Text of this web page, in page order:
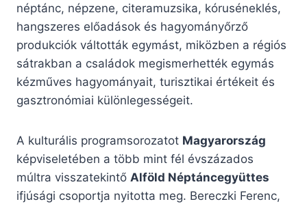
néptánc, népzene, citeramuzsika, kóruséneklés,
hangszeres előadások és hagyományőrző
produkciók váltották egymást, miközben a régiós
sátrakban a családok megismerhették egymás
kézműves hagyományait, turisztikai értékeit és
gasztronómiai különlegességeit.
A kulturális programsorozatot Magyarország
képviseletében a több mint fél évszázados
múltra visszatekintő Alföld Néptáncegyüttes
ifjúsági csoportja nyitotta meg. Bereczki Ferenc,